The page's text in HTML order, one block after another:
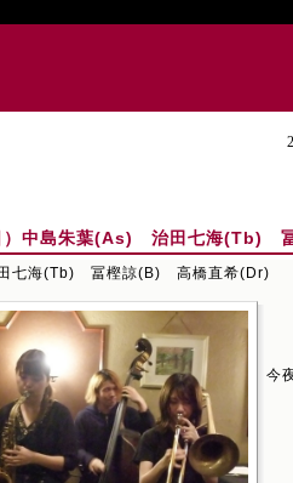
）中島朱葉(As) 治田七海(Tb)
七海(Tb) 冨樫諒(B) 高橋直希(Dr)
今